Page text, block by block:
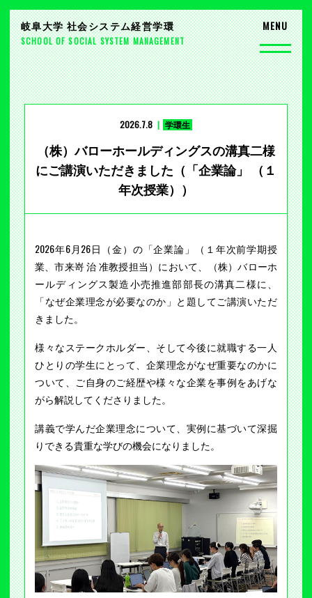
岐阜大学 社会システム経営学環
SCHOOL OF SOCIAL SYSTEM MANAGEMENT
2026.7.8 学環生
（株）バローホールディングスの溝真二様
にご講演いただきました（「企業論」 （１
年次授業））
2026年6月26日（金）の「企業論」（１年次前学期授
業、市来嵜 治 准教授担当）において、（株）バローホ
ールディングス製造小売推進部部長の溝真二様に、
「なぜ企業理念が必要なのか」と題してご講演いただ
きました。
様々なステークホルダー、そして今後に就職する一人
ひとりの学生にとって、企業理念がなぜ重要なのかに
ついて、ご自身のご経歴や様々な企業を事例をあげな
がら解説してくださりました。
講義で学んだ企業理念について、実例に基づいて深掘
りできる貴重な学びの機会になりました。